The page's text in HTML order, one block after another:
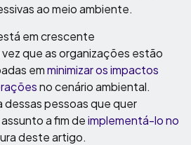
ao meio ambiente.
em crescente
que as organizações estão
emminimizar os impactos
no cenário ambiental.
dessas pessoas que quer
a fim deimplementá-lo no
deste artigo.